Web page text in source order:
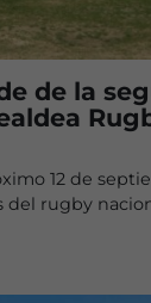
de la
12 de
del rugby